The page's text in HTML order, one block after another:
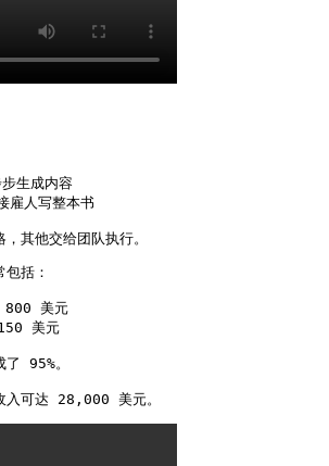
生成内容
雇人写整本书
其他交给团队执行。
括：
800 美元
美元
95%。
入可达 28,000 美元。